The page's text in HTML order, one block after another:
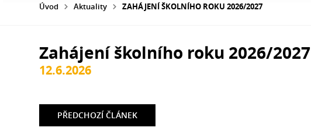
Úvod Aktuality ZAHÁJENÍ ŠKOLNÍHO ROKU 2026/2027
Zahájení školního roku 2026/2027
12.6.2026
PŘEDCHOZÍČLÁNEK